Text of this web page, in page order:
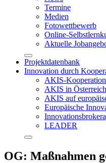
Termine
Medien
Fotowettbewerb
Online-
Aktuelle
Projektdatenbank
Innovation durch
AKIS-
AKIS in Österreich
AKIS auf
Europäische
LEADER
OG: Maßnahmen